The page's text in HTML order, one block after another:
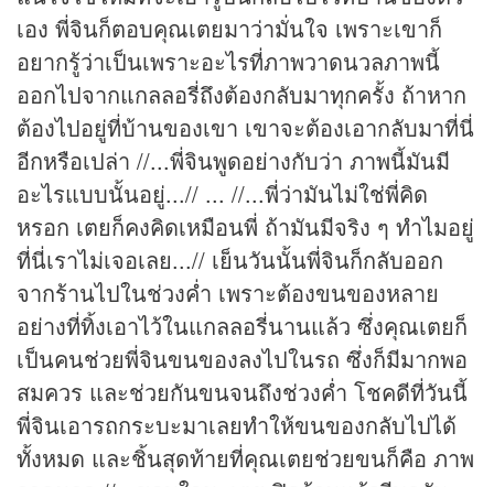
เอง พี่จินก็ตอบคุณเตยมาว่ามั่นใจ เพราะเขาก็
อยากรู้ว่าเป็นเพราะอะไรที่ภาพวาดนวลภาพนี้
ออกไปจากแกลลอรี่ถึงต้องกลับมาทุกครั้ง ถ้าหาก
ต้องไปอยู่ที่บ้านของเขา เขาจะต้องเอากลับมาที่นี่
อีกหรือเปล่า //...พี่จินพูดอย่างกับว่า ภาพนี้มันมี
อะไรแบบนั้นอยู่...// ... //...พี่ว่ามันไม่ใช่พี่คิด
หรอก เตยก็คงคิดเหมือนพี่ ถ้ามันมีจริง ๆ ทำไมอยู่
ที่นี่เราไม่เจอเลย...// เย็นวันนั้นพี่จินก็กลับออก
จากร้านไปในช่วงค่ำ เพราะต้องขนของหลาย
อย่างที่ทิ้งเอาไว้ในแกลลอรี่นานแล้ว ซึ่งคุณเตยก็
เป็นคนช่วยพี่จินขนของลงไปในรถ ซึ่งก็มีมากพอ
สมควร และช่วยกันขนจนถึงช่วงค่ำ โชคดีที่วันนี้
พี่จินเอารถกระบะมาเลยทำให้ขนของกลับไปได้
ทั้งหมด และชิ้นสุดท้ายที่คุณเตยช่วยขนก็คือ ภาพ